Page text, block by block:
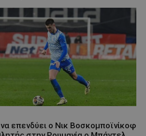
να επενδύει ο Νικ Βοσκομποϊνίκοφ